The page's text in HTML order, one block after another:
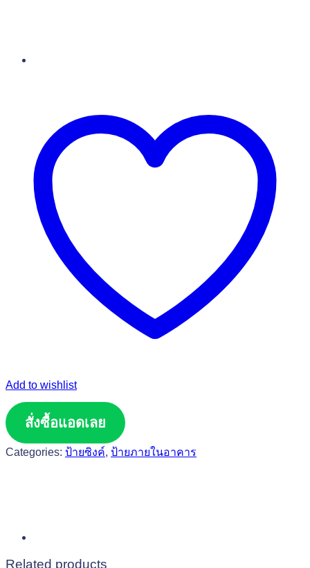
Add to wishlist
สั่งซื้อแอดเลย
Categories: ป้ายซิงค์, ป้ายภายในอาคาร
Related products